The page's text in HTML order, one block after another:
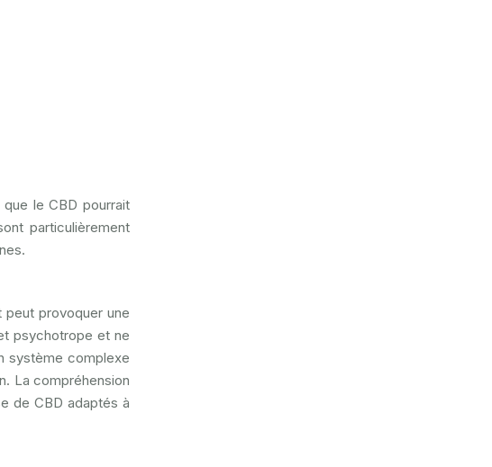
le CBD pourrait
particulièrement
provoquer une
psychotrope et ne
système complexe
La compréhension
de CBD adaptés à